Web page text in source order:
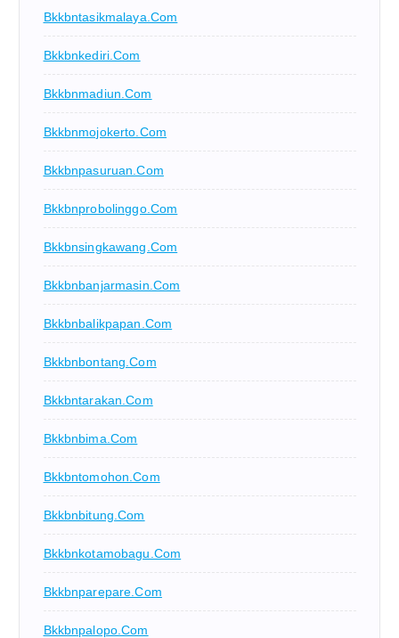
Bkkbntasikmalaya.com
Bkkbnkediri.com
Bkkbnmadiun.com
Bkkbnmojokerto.com
Bkkbnpasuruan.com
Bkkbnprobolinggo.com
Bkkbnsingkawang.com
Bkkbnbanjarmasin.com
Bkkbnbalikpapan.com
Bkkbnbontang.com
Bkkbntarakan.com
Bkkbnbima.com
Bkkbntomohon.com
Bkkbnbitung.com
Bkkbnkotamobagu.com
Bkkbnparepare.com
Bkkbnpalopo.com